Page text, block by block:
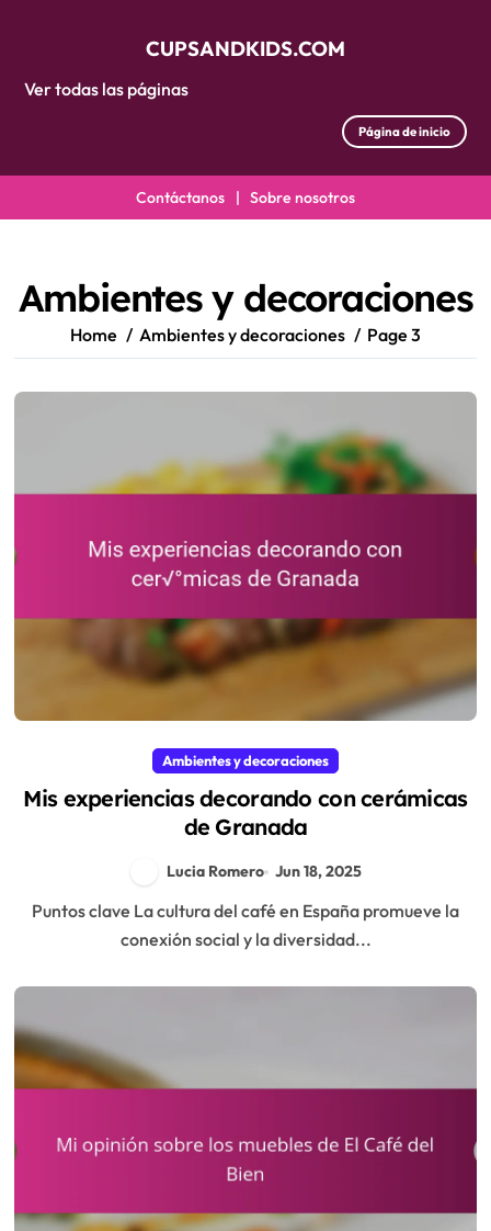
Ver todas las páginas
CUPSANDKIDS.COM
Página de inicio
Contáctanos | Sobre nosotros
Ambientes y decoraciones
Home Ambientes y decoraciones Page 3
Ambientes y decoraciones
Mis experiencias decorando con cerámicas
de Granada
Lucia Romero Jun 18, 2025
Puntos clave La cultura del café en España promueve la
conexión social y la diversidad...